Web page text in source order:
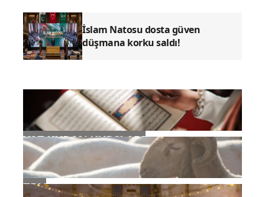
İslam Natosu dosta güven
düşmana korku saldı!
YAZ KURAN KURSLARI
TDV